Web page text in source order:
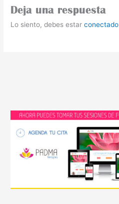
Deja una respuesta
Lo siento, debes estarconectado